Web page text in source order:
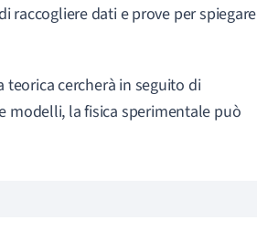
raccogliere dati e prove per spiegare
teorica cercherà in seguito di
modelli, la fisica sperimentale può